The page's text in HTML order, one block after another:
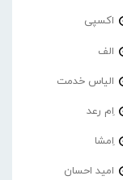
اکسپی
الف
الیاس خدمت
اِم رعد
اِمشا
امید احسان